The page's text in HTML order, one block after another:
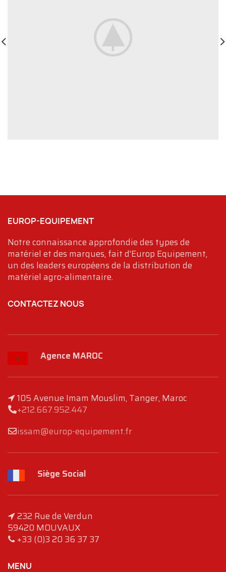
EUROP-EQUIPEMENT
Notre connaissance approfondie des types de
matériel et des marques, fait d'Europ Equipement,
un des leaders européens de la distribution de
matériel agro-alimentaire.
CONTACTEZ NOUS
Agence MAROC
105 Avenue Imam Mouslim, Tanger, Maroc
+212.667.952.447
issam@europ-equipement.fr
Siège Social
232 Rue de Verdun
59420 MOUVAUX
+33 (0)3 20 36 37 37
MENU